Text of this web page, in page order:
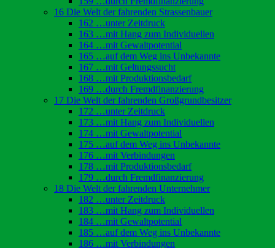
16 Die Welt der fahrenden Strassenbauer
162 …unter Zeitdruck
163 …mit Hang zum Individuellen
164 …mit Gewaltpotential
165 …auf dem Weg ins Unbekannte
167 …mit Geltungssucht
168 …mit Produktionsbedarf
169 …durch Fremdfinanzierung
17 Die Welt der fahrenden Großgrundbesitzer
172 …unter Zeitdruck
173 …mit Hang zum Individuellen
174 …mit Gewaltpotential
175 …auf dem Weg ins Unbekannte
176 …mit Verbindungen
178 …mit Produktionsbedarf
179 …durch Fremdfinanzierung
18 Die Welt der fahrenden Unternehmer
182 …unter Zeitdruck
183 …mit Hang zum Individuellen
184 …mit Gewaltpotential
185 …auf dem Weg ins Unbekannte
186 …mit Verbindungen